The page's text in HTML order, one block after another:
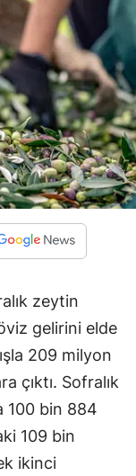
zeytin
gelirini elde
209 milyon
çıktı. Sofralık
100 bin 884
109 bin
ikinci